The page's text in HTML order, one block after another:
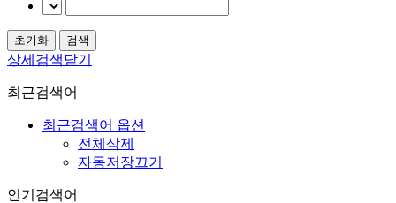
상세검색닫기
최근검색어
최근검색어 옵션
전체삭제
자동저장끄기
인기검색어